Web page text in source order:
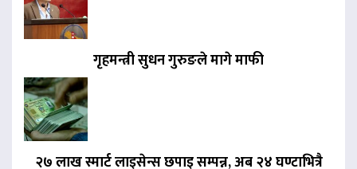
गृहमन्त्री सुधन गुरुङले मागे माफी
२७ लाख स्मार्ट लाइसेन्स छपाइ सम्पन्न, अब २४ घण्टाभित्रै